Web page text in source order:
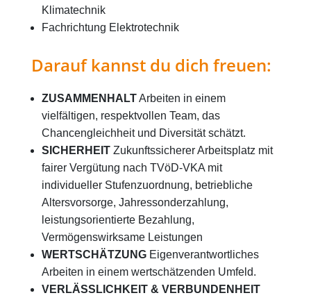
Klimatechnik
Fachrichtung Elektrotechnik
Darauf kannst du dich freuen:
ZUSAMMENHALTArbeiten in einem
vielfältigen, respektvollen Team, das
Chancengleichheit und Diversität schätzt.
SICHERHEIT Zukunftssicherer Arbeitsplatz mit
fairer Vergütung nach TVöD-VKA mit
individueller Stufenzuordnung, betriebliche
Altersvorsorge, Jahressonderzahlung,
leistungsorientierte Bezahlung,
Vermögenswirksame Leistungen
WERTSCHÄTZUNG Eigenverantwortliches
Arbeiten in einem wertschätzenden Umfeld.
VERLÄSSLICHKEIT & VERBUNDENHEIT